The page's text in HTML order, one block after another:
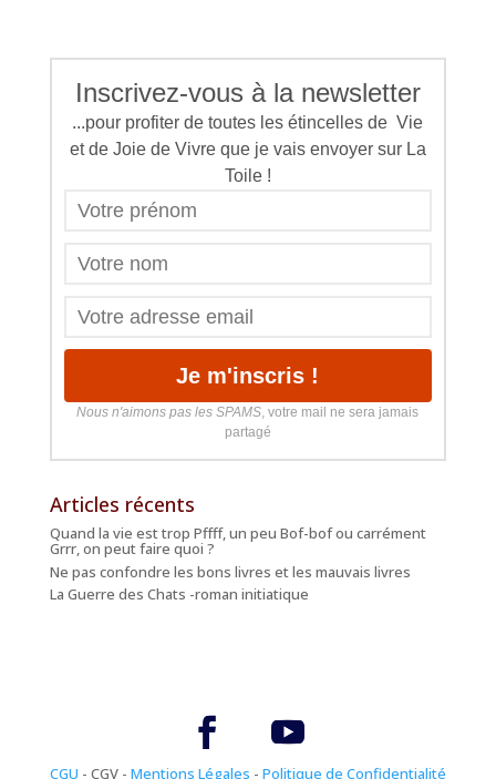
Inscrivez-vous à la newsletter
...pour profiter de toutes les étincelles de Vie
et de Joie de Vivre que je vais envoyer sur La
Toile !
Nous n'aimons pas les SPAMS, votre mail ne sera jamais
partagé
Articles récents
Quand la vie est trop Pffff, un peu Bof-bof ou carrément
Grrr, on peut faire quoi ?
Ne pas confondre les bons livres et les mauvais livres
La Guerre des Chats -roman initiatique
CGU - CGV - Mentions Légales - Politique de Confidentialité